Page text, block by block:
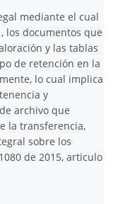
mediante el cual
los documentos que
y las tablas
de retención en la
lo cual implica
y
archivo que
la transferencia,
sobre los
de 2015, articulo